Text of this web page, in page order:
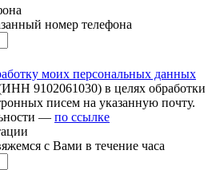
номер телефона
моих персональных данных
9102061030) в целях обработки
писем на указанную почту.
— по ссылке
с Вами в течение часа